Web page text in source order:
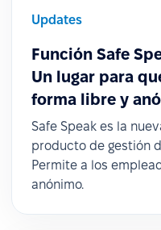
Updates
Función Safe
Un lugar para
forma libre y
Safe Speak es la
producto de gestión
Permite a los
anónimo.